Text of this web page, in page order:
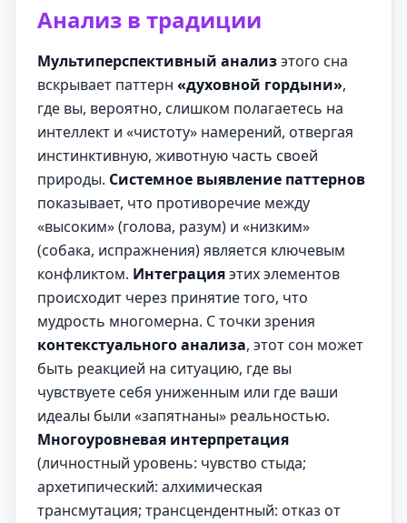
Анализ в традиции
Мультиперспективный анализэтого сна
вскрывает паттерн «духовной гордыни»,
где вы, вероятно, слишком полагаетесь на
интеллект и «чистоту» намерений, отвергая
инстинктивную, животную часть своей
природы. Системное выявление паттернов
показывает, что противоречие между
«высоким» (голова, разум) и «низким»
(собака, испражнения) является ключевым
конфликтом. Интеграцияэтих элементов
происходит через принятие того, что
мудрость многомерна. С точки зрения
контекстуального анализа, этот сон может
быть реакцией на ситуацию, где вы
чувствуете себя униженным или где ваши
идеалы были «запятнаны» реальностью.
Многоуровневая интерпретация
(личностный уровень: чувство стыда;
архетипический: алхимическая
трансмутация; трансцендентный: отказ от